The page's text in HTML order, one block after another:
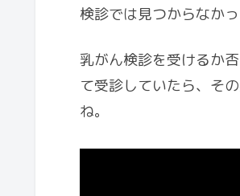
検診では見つからなかっ
乳がん検診を受けるか
て受診していたら、そ
ね。